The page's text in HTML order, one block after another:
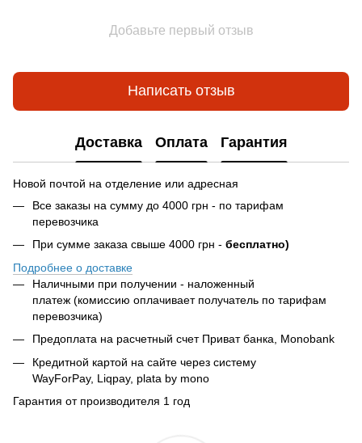
Добавьте первый отзыв
Написать отзыв
Доставка Оплата Гарантия
Новой почтой на отделение или адресная
Все заказы на сумму до 4000 грн - по тарифам
перевозчика
При сумме заказа свыше 4000 грн - бесплатно)
Подробнее о доставке
Наличными при получении - наложенный
платеж (комиссию оплачивает получатель по тарифам
перевозчика)
Предоплата на расчетный счет Приват банка, Monobank
Кредитной картой на сайте через систему
WayForPay, Liqpay, plata by mono
Гарантия от производителя 1 год